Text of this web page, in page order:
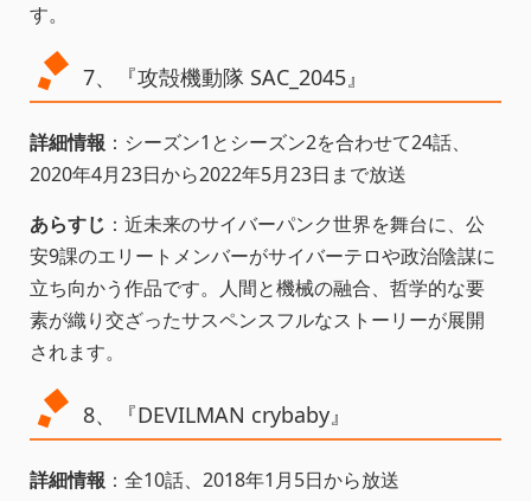
す。
7、『攻殻機動隊 SAC_2045』
詳細情報 ：シーズン1とシーズン2を合わせて24話、
2020年4月23日から2022年5月23日まで放送
あらすじ ：近未来のサイバーパンク世界を舞台に、公
安9課のエリートメンバーがサイバーテロや政治陰謀に
立ち向かう作品です。人間と機械の融合、哲学的な要
素が織り交ざったサスペンスフルなストーリーが展開
されます。
8、『DEVILMAN crybaby』
詳細情報 ：全10話、2018年1月5日から放送